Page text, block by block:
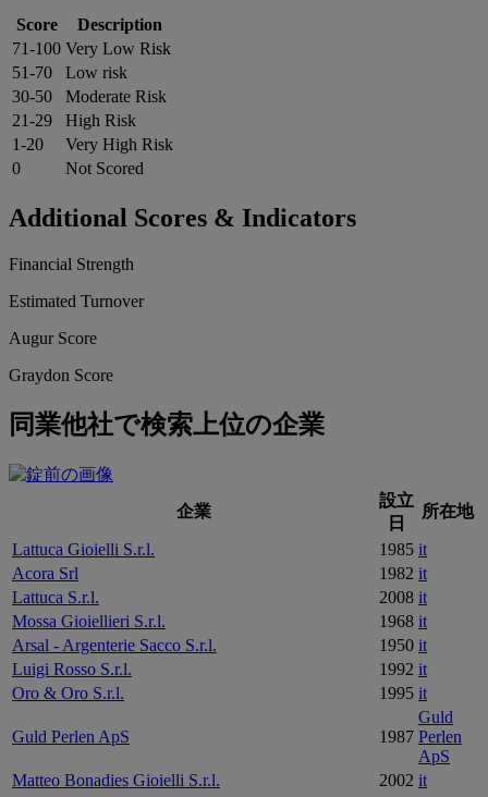
Score
Description
71-100 Very Low Risk
51-70
Low risk
30-50
Moderate Risk
21-29
High Risk
1-20
Very High Risk
0
Not Scored
Additional Scores & Indicators
Financial Strength
Estimated Turnover
Augur Score
Graydon Score
同業他社で検索上位の企業
企業
設立
日
所在地
Lattuca Gioielli S.r.l. 1985 it
Acora Srl
1982 it
Lattuca S.r.l.
2008 it
Mossa Gioiellieri S.r.l.
1968 it
Arsal - Argenterie Sacco S.r.l.
1950 it
Luigi Rosso S.r.l.
1992 it
Oro & Oro S.r.l.
1995 it
Guld Perlen ApS 1987
Guld
Perlen
ApS
Matteo Bonadies Gioielli S.r.l.
2002 it